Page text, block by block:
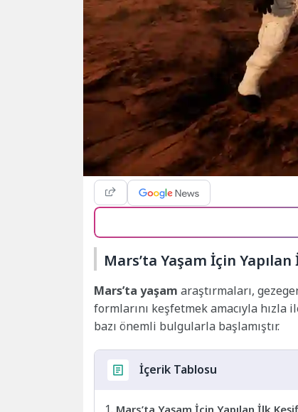
Mars’ta Yaşam İçin
Mars’ta yaşam araştırmaları,
formlarını keşfetmek amacıyla hızla
bazı önemli bulgularla başlamıştır.
İçerik Tablosu
Mars’ta Yaşam İçin Yapılan İlk